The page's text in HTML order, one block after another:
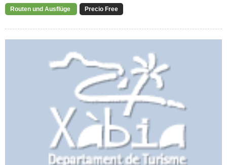
Routen und Ausflüge Precio Free